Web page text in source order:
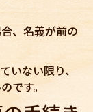
、名義が前の
いない限り、
です。